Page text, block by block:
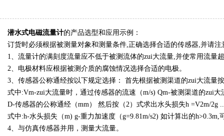
潜水式电磁流量计的产品选型和应用示例 ：
订货时必须根据被测量对象和测量条件,正确选择合适的传感器,并请注
1、流量计的满刻度流量应不低于被测流体的zui大流量,并使常用流量
2、电极材料应根据被测介质的腐蚀情况选择合适的电极。
3、传感器公称通经按以下规定选择： 首先根据被测渠道的zui大流量
式中:Vm-zui大流量时，通过传感器的流速（m/s) Qm-被测渠道的zui大
D-传感器的公称通经（mm） 然后按（2）式求出水头损失h =V2m/2g
式中:h-水头损失（m) g-重力加速度（g=9.81m/s2) 如计算出的
4、与仿真传感器并用，测量大流量。